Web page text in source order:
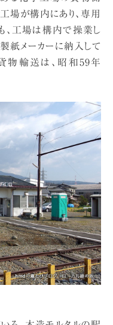
工場が構内にあり、専用
、工場は構内で操業し
紙メーカーに納入して
物輸送は、昭和59年